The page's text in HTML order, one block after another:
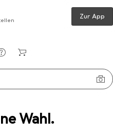
Wahl.
Zur App
Einfach Wein